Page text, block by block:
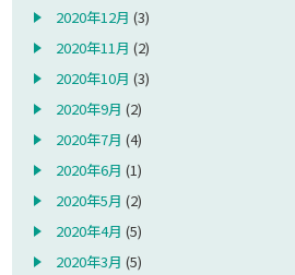
2020年12月 (3)
2020年11月 (2)
2020年10月 (3)
2020年9月 (2)
2020年7月 (4)
2020年6月 (1)
2020年5月 (2)
2020年4月 (5)
2020年3月 (5)